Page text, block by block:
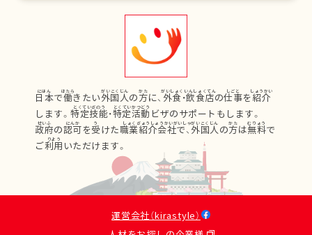
日本で働きたい外国人の方に、 外食 ・飲食店の仕事を紹介
します。特定技能・特定活動 ビザのサポートもします。
政府の認可を受けた職業紹介会社で、 外国人の方は無料で
ご利用 いただけます。
運営会社（kirastyle）